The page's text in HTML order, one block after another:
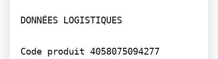
DONNÉES LOGISTIQUES
Code produit 4058075094277